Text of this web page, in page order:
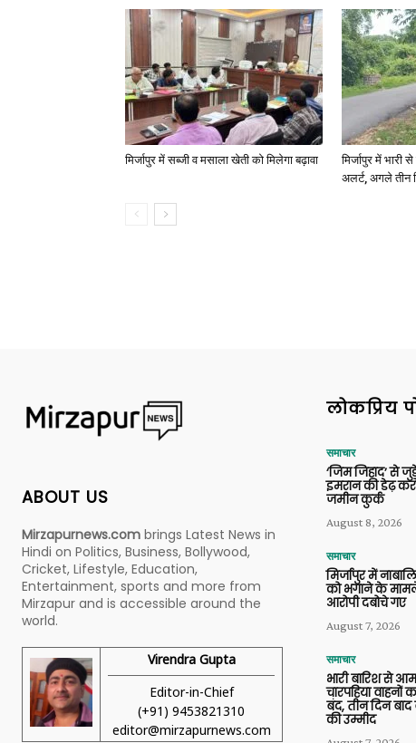
मिर्जापुर में सब्जी व मसाला खेती को मिलेगा बढ़ावा
मिर्जापुर में भारी
अलर्ट, अगले तीन
ABOUT US
Mirzapurnews.com brings Latest News in
Hindi on Politics, Business, Bollywood,
Cricket, Lifestyle, Education,
Entertainment, sports and more from
Mirzapur and is accessible around the
world.
Virendra Gupta
Editor-in-Chief
(+91) 9453821310
editor@mirzapurnews.com
लोकप्रिय
समाचार
‘जिम जिहाद’ से
इमरान की डेढ़
जमीन कुर्क
August 8, 2026
समाचार
मिर्जापुर में
को भगाने के
आरोपी दबोचे गए
August 7, 2026
समाचार
भारी बारिश से
चारपहिया
बंद, तीन दिन बाद
की उम्मीद